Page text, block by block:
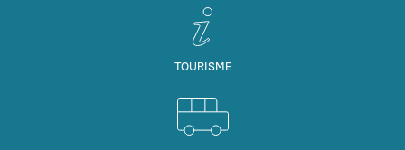
TOURISME